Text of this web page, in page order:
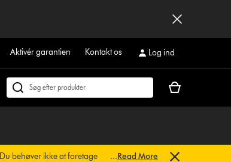
Aktivér garantien Kontakt os Log ind
Søg
Indkøbskurven
Du behøver ikke at foretage
...Read More